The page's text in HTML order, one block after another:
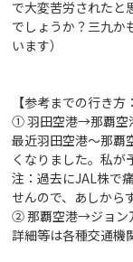
で大変苦労されたと
でしょうか？三九か
います）
【参考までの行き方
① 羽田空港→那覇空
最近羽田空港～那覇
くなりました。私が
注：過去にJAL株で
せんので、あしからず
② 那覇空港→ジョン
詳細等は各種交通機